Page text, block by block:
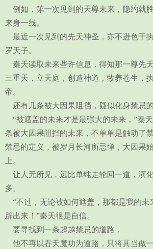
例如，第一次见到的天尊未来，隐约就
来身一线。
最近一次见到的先天神圣，亦不逊色于
罗天子。
秦天读取未来些许信息，得知那一尊先
三重天，立天庭，创造神道，牧养苍生，
帝。
还有几条被大因果阻挡，疑似化身禁忌的
“被遮盖的未来才是最强大的未来，”秦
条被大因果阻挡的未来，不单单是触动了
禁忌的定义，被岁月长河所忌惮，大因果
上。
让人无所见，远比单纯走轮回一道，演
多。
“不过，无论被如何遮盖，那都是我的未
辟出来！”秦天很是自信。
要寻找到一条超越禁忌的道路，
他不再以吞天魔功为道路，只将其当做